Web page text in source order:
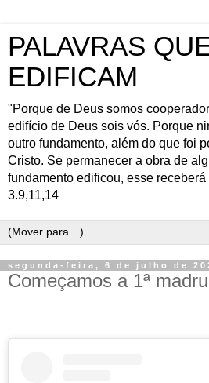
PALAVRAS
EDIFICAM
"Porque de Deus somos
edifício de Deus sois vós. Porque
outro fundamento, além do que foi
Cristo. Se permanecer a obra de
fundamento edificou, esse
3.9,11,14
segunda-feira, 6 de julho de
Começamos a 1ª